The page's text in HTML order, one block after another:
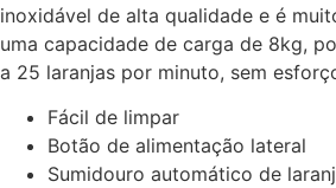
inoxidável de alta qualidade e é
uma capacidade de carga de 8kg,
a 25 laranjas por minuto, sem
Fácil de limpar
Botão de alimentação lateral
Sumidouro automático de